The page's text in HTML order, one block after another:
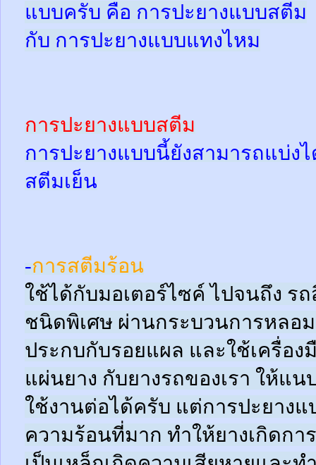
แบบครับ คือ การปะยางแบบสตีม
กับ การปะยางแบบแทงไหม
การปะยางแบบสตีม
การปะยางแบบนี้ยังสามารถแบ่ง
สตีมเย็น
-การสตีมร้อน
ใช้ได้กับมอเตอร์ไซค์ ไปจนถึง ร
ชนิดพิเศษ ผ่านกระบวนการหลอ
ประกบกับรอยแผล และใช้เครื่อง
แผ่นยาง กับยางรถของเรา ให้แ
ใช้งานต่อได้ครับ แต่การปะยาง
ความร้อนที่มาก ทำให้ยางเกิดกา